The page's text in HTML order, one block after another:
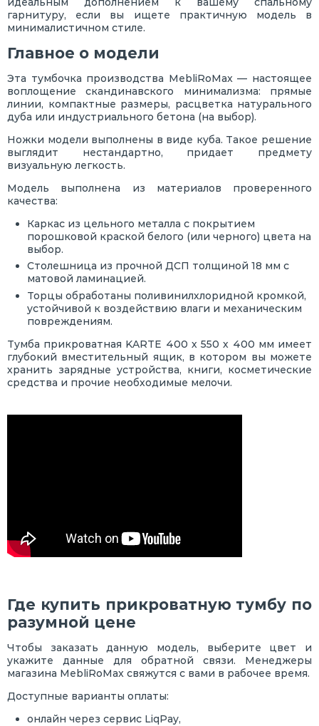
гарнитуру, если вы ищете практичную модель в
минималистичном стиле.
Главное о модели
Эта тумбочка производства MebliRoMax — настоящее
воплощение скандинавского минимализма: прямые
линии, компактные размеры, расцветка натурального
дуба или индустриального бетона (на выбор).
Ножки модели выполнены в виде куба. Такое решение
выглядит нестандартно, придает предмету
визуальную легкость.
Модель выполнена из материалов проверенного
качества:
Каркас из цельного металла с покрытием
порошковой краской белого (или черного) цвета на
выбор.
Столешница из прочной ДСП толщиной 18 мм с
матовой ламинацией.
Торцы обработаны поливинилхлоридной кромкой,
устойчивой к воздействию влаги и механическим
повреждениям.
Тумба прикроватная KARTE 400 х 550 х 400 мм имеет
глубокий вместительный ящик, в котором вы можете
хранить зарядные устройства, книги, косметические
средства и прочие необходимые мелочи.
Где купить прикроватную тумбу по
разумной цене
Чтобы заказать данную модель, выберите цвет и
укажите данные для обратной связи. Менеджеры
магазина MebliRoMax свяжутся с вами в рабочее время.
Доступные варианты оплаты:
онлайн через сервис LiqPay,